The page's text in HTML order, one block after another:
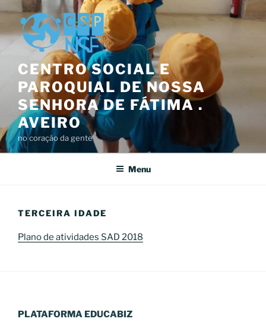
Saltar
o
conteúdo
CENTRO SOCIAL E
PAROQUIAL DE NOSSA
SENHORA DE FÁTIMA .
AVEIRO
no coração da gente
Menu
TERCEIRA IDADE
Plano de atividades SAD 2018
PLATAFORMA EDUCABIZ